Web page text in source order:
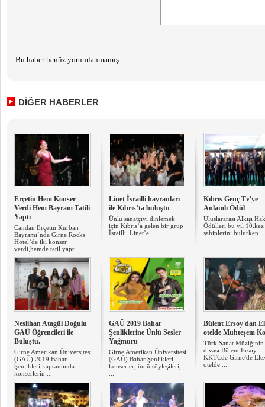
Bu haber henüz yorumlanmamış...
DİĞER HABERLER
Erçetin Hem Konser
Verdi Hem Bayram Tatili
Yaptı
Candan Erçetin Kurban
Bayramı’nda Girne Rocks
Hotel’de iki konser
verdi,hemde tatil yaptı
Linet İsrailli hayranları
ile Kıbrıs’ta buluştu
Ünlü sanatçıyı dinlemek
için Kıbrıs’a gelen bir grup
İsrailli, Linet’e ...
Kıbrıs Genç Tv'ye
Anlamlı Ödül
Uluslararası Alkışı
Ödülleri bu yıl 10.kez
sahiplerini bulurken ...
Neslihan Atagül Doğulu
GAÜ Öğrencileri ile
Buluştu.
Girne Amerikan Üniversitesi
(GAÜ) 2019 Bahar
Şenlikleri kapsamında
konserlerin ...
GAÜ 2019 Bahar
Şenliklerine Ünlü Sesler
Yağmuru
Girne Amerikan Üniversitesi
(GAÜ) Bahar Şenlikleri,
konserler, ünlü söyleşileri,
Bülent Ersoy'dan
otelde Muhteşem
Türk Sanat Müziğinin
divası Bülent Ersoy
KKTCde Girne'de
otelde ...